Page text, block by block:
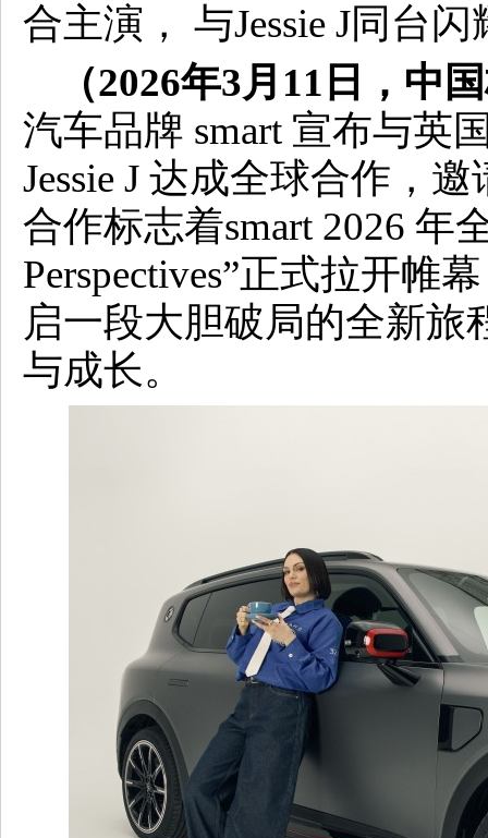
合主演， 与Jessie J同台闪
（2026年3月11 日，中
汽车品牌 smart 宣布与英
Jessie J 达成全球合作，
合作标志着smart 2026 年
Perspectives”正式拉开帷
启一段大胆破局的全新
与成长。